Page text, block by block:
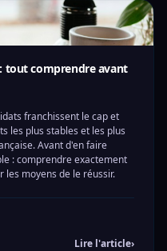
tout comprendre avant
franchissent le cap et
les plus stables et les plus
Avant d'en faire
: comprendre exactement
les moyens de le réussir.
Lire l'article›